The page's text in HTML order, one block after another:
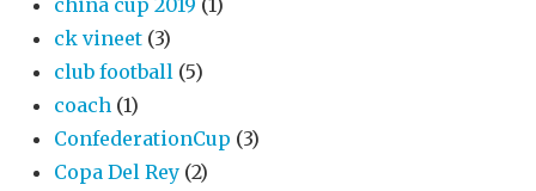
ck vineet (3)
club football (5)
coach (1)
ConfederationCup (3)
Copa Del Rey (2)